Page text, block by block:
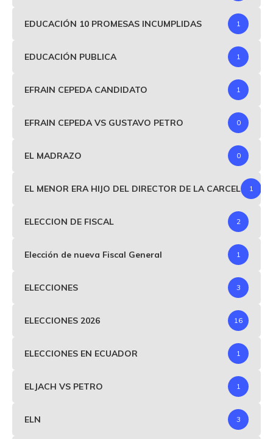
EDUCACIÓN 10 PROMESAS INCUMPLIDAS 1
EDUCACIÓN PUBLICA 1
EFRAIN CEPEDA CANDIDATO 1
EFRAIN CEPEDA VS GUSTAVO PETRO 0
EL MADRAZO 0
EL MENOR ERA HIJO DEL DIRECTOR DE LA CARCEL 1
ELECCION DE FISCAL 2
Elección de nueva Fiscal General 1
ELECCIONES 3
ELECCIONES 2026 16
ELECCIONES EN ECUADOR 1
ELJACH VS PETRO 1
ELN 3